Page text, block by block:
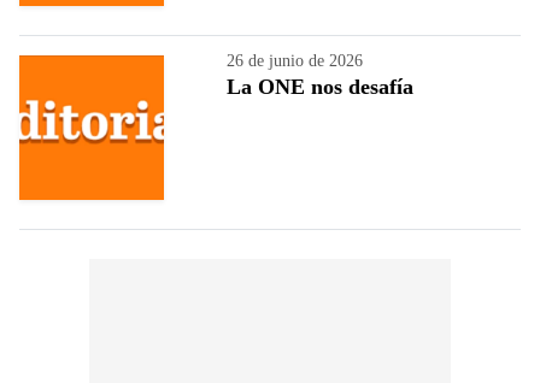
26 de junio de 2026
La ONE nos desafía